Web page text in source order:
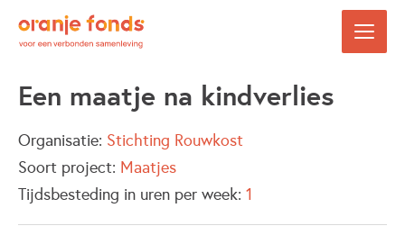
Een maatje na kindverlies
Organisatie: Stichting Rouwkost
Soort project: Maatjes
Tijdsbesteding in uren per week: 1